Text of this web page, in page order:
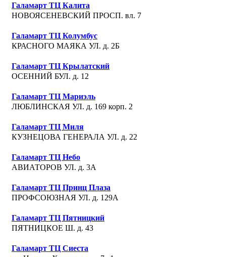
Галамарт ТЦ Калита
НОВОЯСЕНЕВСКИЙ ПРОСП. вл. 7
Галамарт ТЦ Колумбус
КРАСНОГО МАЯКА УЛ. д. 2Б
Галамарт ТЦ Крылатский
ОСЕННИЙ БУЛ. д. 12
Галамарт ТЦ Мариэль
ЛЮБЛИНСКАЯ УЛ. д. 169 корп. 2
Галамарт ТЦ Миля
КУЗНЕЦОВА ГЕНЕРАЛА УЛ. д. 22
Галамарт ТЦ Небо
АВИАТОРОВ УЛ. д. 3А
Галамарт ТЦ Принц Плаза
ПРОФСОЮЗНАЯ УЛ. д. 129А
Галамарт ТЦ Пятницкий
ПЯТНИЦКОЕ Ш. д. 43
Галамарт ТЦ Сиеста